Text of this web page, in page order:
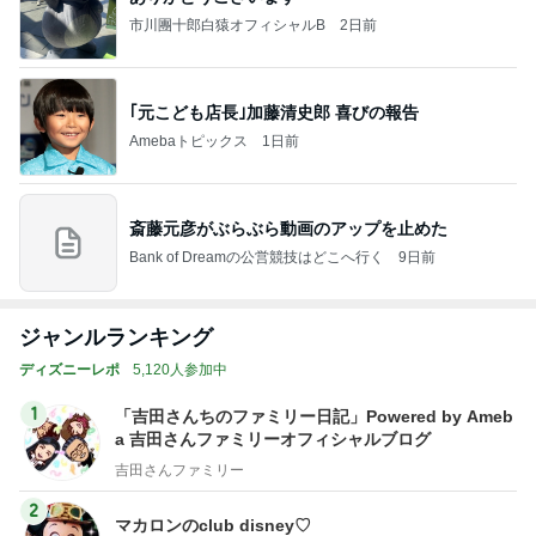
市川團十郎白猿オフィシャルB 2日前
｢元こども店長｣加藤清史郎 喜びの報告
Amebaトピックス 1日前
斎藤元彦がぶらぶら動画のアップを止めた
Bank of Dreamの公営競技はどこへ行く 9日前
ジャンルランキング
ディズニーレポ 5,120人参加中
1
「吉田さんちのファミリー日記」Powered by Ameb
a 吉田さんファミリーオフィシャルブログ
吉田さんファミリー
2
マカロンのclub disney♡